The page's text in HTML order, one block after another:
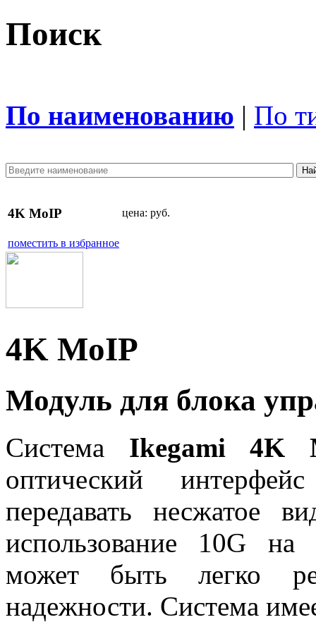
Поиск
По наименованию | По
4K MoIP цена: руб.
поместить в избранное
4K MoIP
Модуль для блока
Система Ikegami 4K
оптический
передавать несжатое
использование 10G на
может быть легко
надежности. Система